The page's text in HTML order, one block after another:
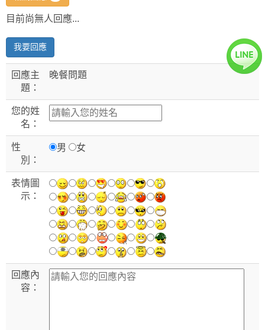
目前尚無人回應...
我要回應
回應主
題：
晚餐問題
您的姓
名：
性
別：
男 女
表情圖
示：
回應內
容：